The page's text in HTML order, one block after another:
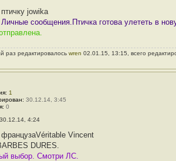
jowika
сообщения.Птичка готова улететь в
раз редактировалось wren 02.01.15, 13:15, всего
1
30.12.14, 3:45
0
30.12.14, 4:24
Vincent
DURES.
выбор. Смотри ЛС.